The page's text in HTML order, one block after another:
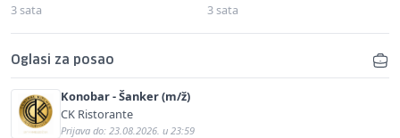
3 sata 3 sata
Oglasi za posao
Konobar - Šanker (m/ž)
CK Ristorante
Prijava do: 23.08.2026. u 23:59